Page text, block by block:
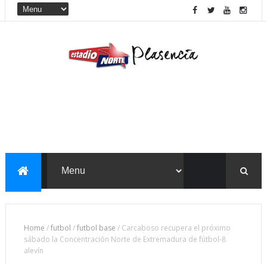
Home /futbol /futbol base / Carcaboso recupera el próximo
sábado la Concentración Norte de Extremadura de fútbol-8
alevín